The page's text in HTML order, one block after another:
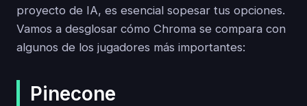
proyecto de IA, es esencial sopesar tus opciones.
Vamos a desglosar cómo Chroma se compara con
algunos de los jugadores más importantes:
Pinecone